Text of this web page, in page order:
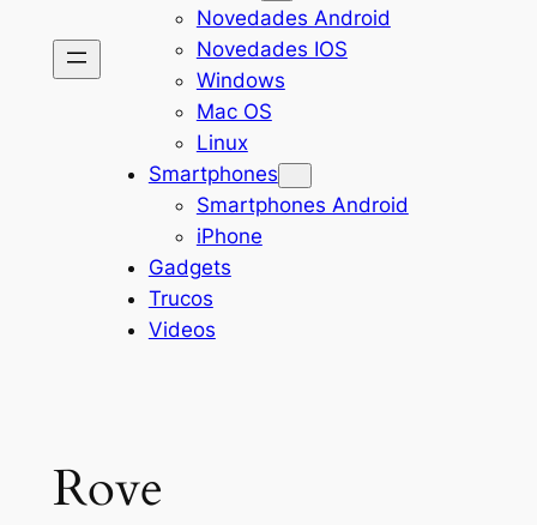
Novedades Android
Novedades IOS
Windows
Mac OS
Linux
Smartphones
Smartphones Android
iPhone
Gadgets
Trucos
Videos
Rove